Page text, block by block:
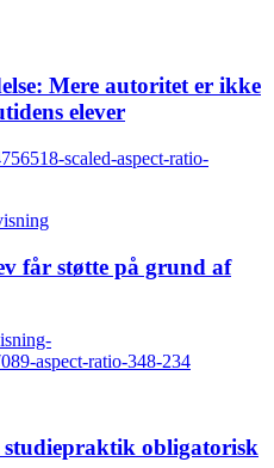
Mere autoritet er ikke
elever
får støtte på grund af
obligatorisk